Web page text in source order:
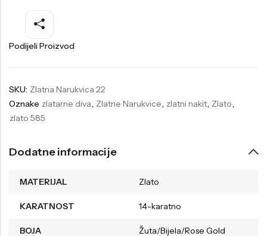
Podijeli Proizvod
SKU: Zlatna Narukvica 22
Oznake zlatarne diva, Zlatne Narukvice, zlatni nakit, Zlato,
zlato 585
Dodatne informacije
MATERIJAL Zlato
KARATNOST 14-karatno
BOJA Žuta/Bijela/Rose Gold
Welder
Liu-Jo
Festina
Wesse
Wesse
Daisy Dixon
Diesel
Lotus